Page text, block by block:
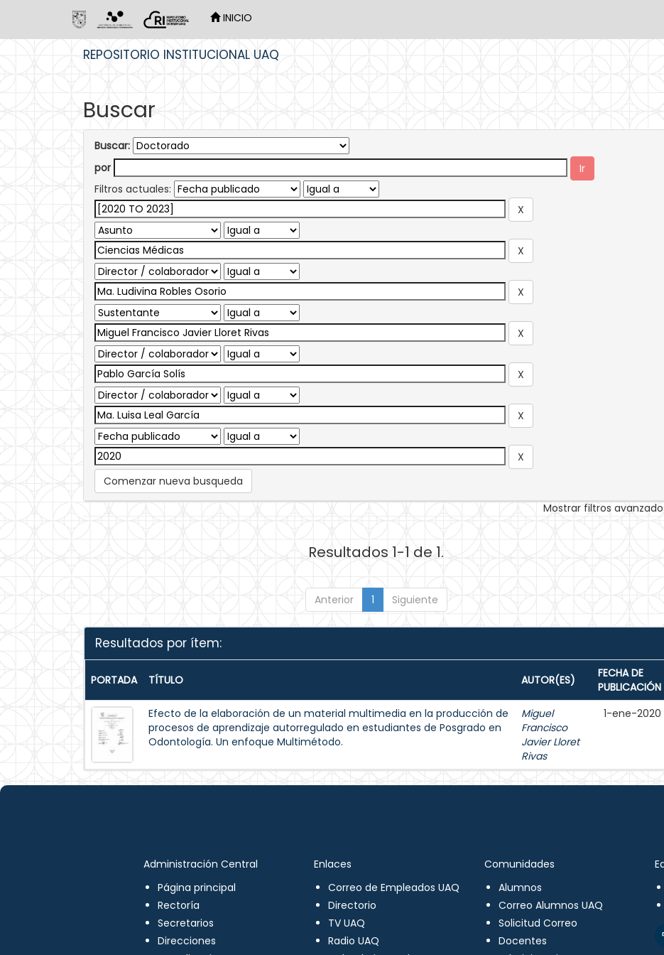
INICIO
REPOSITORIO INSTITUCIONAL UAQ
Buscar
Buscar:
por
Filtros actuales:
Comenzar nueva busqueda
Mostrar filtros
Resultados 1-1 de 1.
Anterior 1 Siguiente
Resultados por ítem:
PORTADA TÍTULO AUTOR(ES)
FECHA DE
PUBLICACIÓN
Efecto de la elaboración de un material multimedia en la producción de
procesos de aprendizaje autorregulado en estudiantes de Posgrado en
Odontología. Un enfoque Multimétodo.
Miguel
Francisco
Javier Lloret
Rivas
1-ene-2020
Administración Central
Página principal
Rectoría
Secretarios
Direcciones
Enlaces
Correo de Empleados UAQ
Directorio
TV UAQ
Radio UAQ
Comunidades
Alumnos
Correo Alumnos UAQ
Solicitud Correo
Docentes